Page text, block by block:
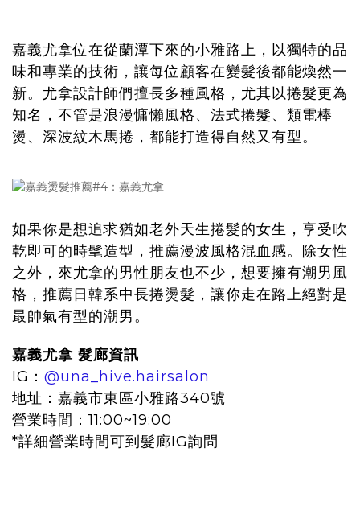
嘉義尤拿位在從蘭潭下來的小雅路上，以獨特的品
味和專業的技術，讓每位顧客在變髮後都能煥然一
新。尤拿設計師們擅長多種風格，尤其以捲髮更為
知名，不管是浪漫慵懶風格、法式捲髮、類電棒
燙、深波紋木馬捲，都能打造得自然又有型。
如果你是想追求猶如老外天生捲髮的女生，享受吹
乾即可的時髦造型，推薦漫波風格混血感。除女性
之外，來尤拿的男性朋友也不少，想要擁有潮男風
格，推薦日韓系中長捲燙髮，讓你走在路上絕對是
最帥氣有型的潮男。
嘉義尤拿 髮廊資訊
IG： @una_hive.hairsalon
地址：嘉義市東區小雅路340號
營業時間：11:00~19:00
*詳細營業時間可到髮廊IG詢問